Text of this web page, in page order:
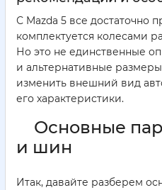
С Mazda 5 все достаточно
комплектуется колесами
Но это не единственные
и альтернативные
изменить внешний вид
его характеристики.
Основные
и шин
Итак, давайте разберем